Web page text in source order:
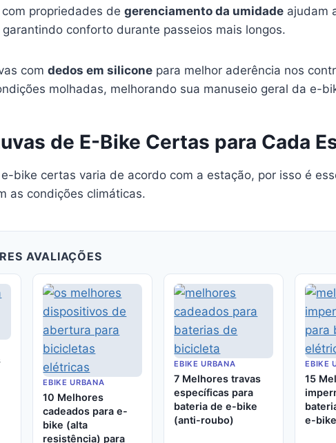
propriedades de gerenciamento da umidade ajudam
conforto durante passeios mais longos.
com dedos em silicone para melhor aderência nos
molhadas, melhorando sua manuseio geral da e-
de E-Bike Certas para Cada
bike certas varia de acordo com a estação, por isso é
as condições climáticas.
AVALIAÇÕES
EBIKE URBANA
10 Melhores
cadeados para e-
bike (alta
resistência) para
EBIKE URBANA
7 Melhores travas
específicas para
bateria de e-bike
(anti-roubo)
EBIKE
15
e-